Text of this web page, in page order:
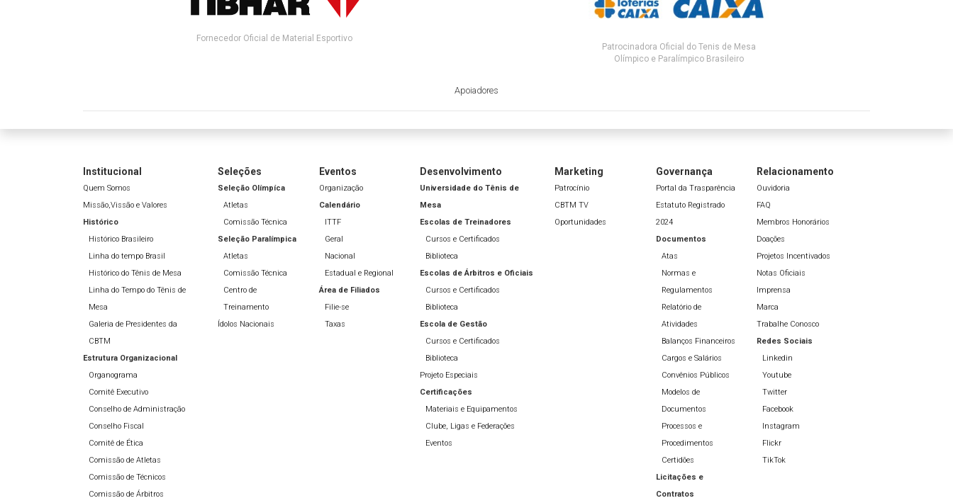
Fornecedor Oficial de Material Esportivo
Patrocinadora Oficial do Tenis de Mesa
Olímpico e Paralímpico Brasileiro
Apoiadores
Institucional
Quem Somos
Missão,Vissão e Valores
Histórico
Histórico Brasileiro
Linha do tempo Brasil
Histórico do Tênis de Mesa
Linha do Tempo do Tênis de
Mesa
Galeria de Presidentes da
CBTM
Estrutura Organizacional
Organograma
Comitê Executivo
Conselho de Administração
Conselho Fiscal
Comitê de Ética
Comissão de Atletas
Comissão de Técnicos
Comissão de Árbitros
Seleções
Seleção Olímpíca
Atletas
Comissão Técnica
Seleção Paralímpica
Atletas
Comissão Técnica
Centro de
Treinamento
Ídolos Nacionais
Eventos
Organização
Calendário
ITTF
Geral
Nacional
Estadual e Regional
Área de Filiados
Filie-se
Taxas
Desenvolvimento
Universidade do Tênis de
Mesa
Escolas de Treinadores
Cursos e Certificados
Biblioteca
Escolas de Árbitros e Oficiais
Cursos e Certificados
Biblioteca
Escola de Gestão
Cursos e Certificados
Biblioteca
Projeto Especiais
Certificações
Materiais e Equipamentos
Clube, Ligas e Federações
Eventos
Marketing
Patrocínio
CBTM TV
Oportunidades
Governança
Portal da Trasparência
Estatuto Registrado
2024
Documentos
Atas
Normas e
Regulamentos
Relatório de
Atividades
Balanços Financeiros
Cargos e Salários
Convênios Públicos
Modelos de
Documentos
Processos e
Procedimentos
Certidões
Licitações e
Contratos
Relacionamento
Ouvidoria
FAQ
Membros Honorários
Doações
Projetos Incentivados
Notas Oficiais
Imprensa
Marca
Trabalhe Conosco
Redes Sociais
Linkedin
Youtube
Twitter
Facebook
Instagram
Flickr
TikTok